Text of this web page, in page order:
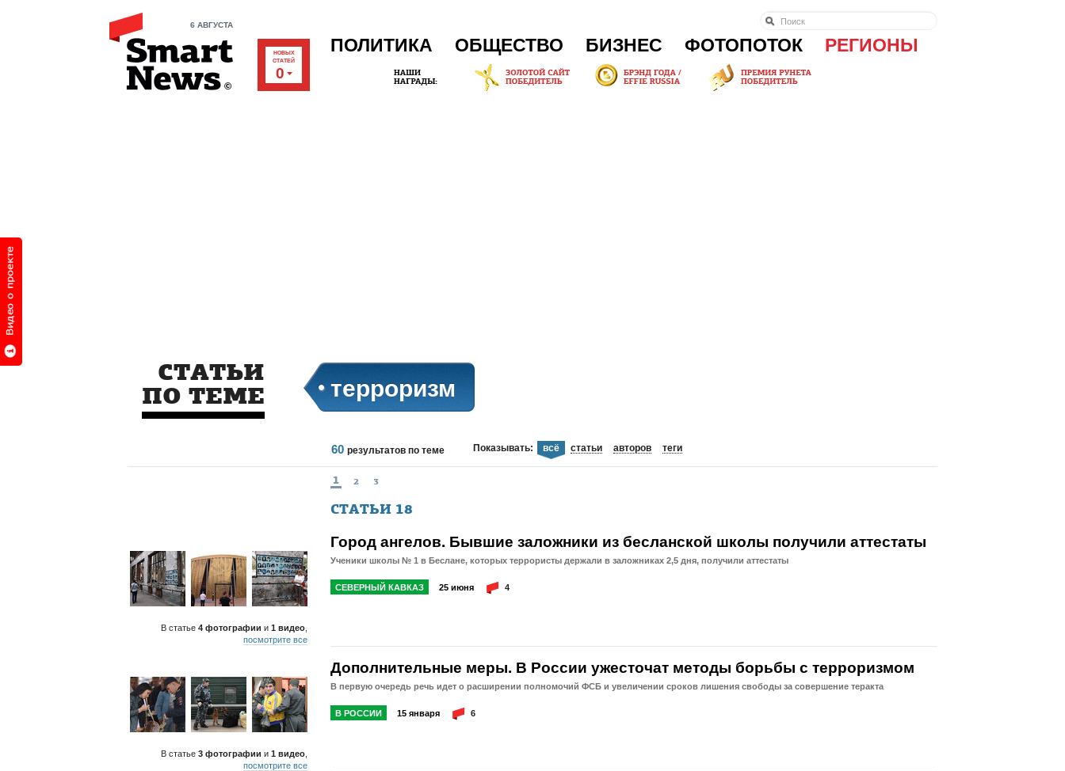
6 АВГУСТА
НОВЫХ
СТАТЕЙ
0
ПОЛИТИКА ОБЩЕСТВО БИЗНЕС ФОТОПОТОК РЕГИОНЫ
СТАТЬИ
ПО ТЕМЕ
терроризм
60 результатов по теме Показывать: всё статьи авторов теги
1 2 3
СТАТЬИ 18
В статье 4 фотографии и 1 видео
посмотрите все
Город ангелов. Бывшие заложники из бесланской школы получили аттестаты
Ученики школы № 1 в Беслане, которых террористы держали в заложниках 2,5 дня, получили аттестаты
СЕВЕРНЫЙ КАВКАЗ 25 июня 4
В статье 3 фотографии и 1 видео
посмотрите все
Дополнительные меры. В России ужесточат методы борьбы с терроризмом
В первую очередь речь идет о расширении полномочий ФСБ и увеличении сроков лишения свободы за совершение теракта
В РОССИИ 15 января 6